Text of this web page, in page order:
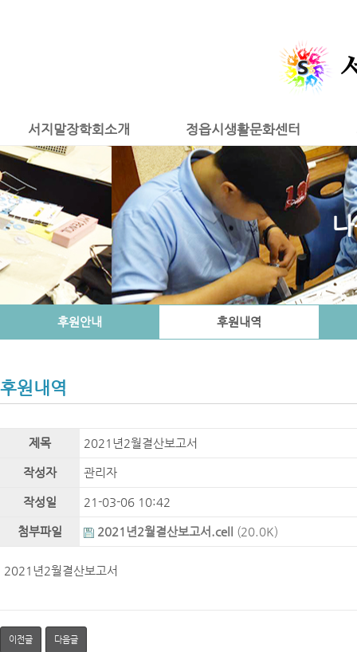
서지말장학회소개 정읍시생활문화센터
후원안내 후원내역
후원내역
제목 2021년2월결산보고서
작성자 관리자
작성일 21-03-06 10:42
첨부파일 2021년2월결산보고서.cell (20.0K)
2021년2월결산보고서
이전글 다음글